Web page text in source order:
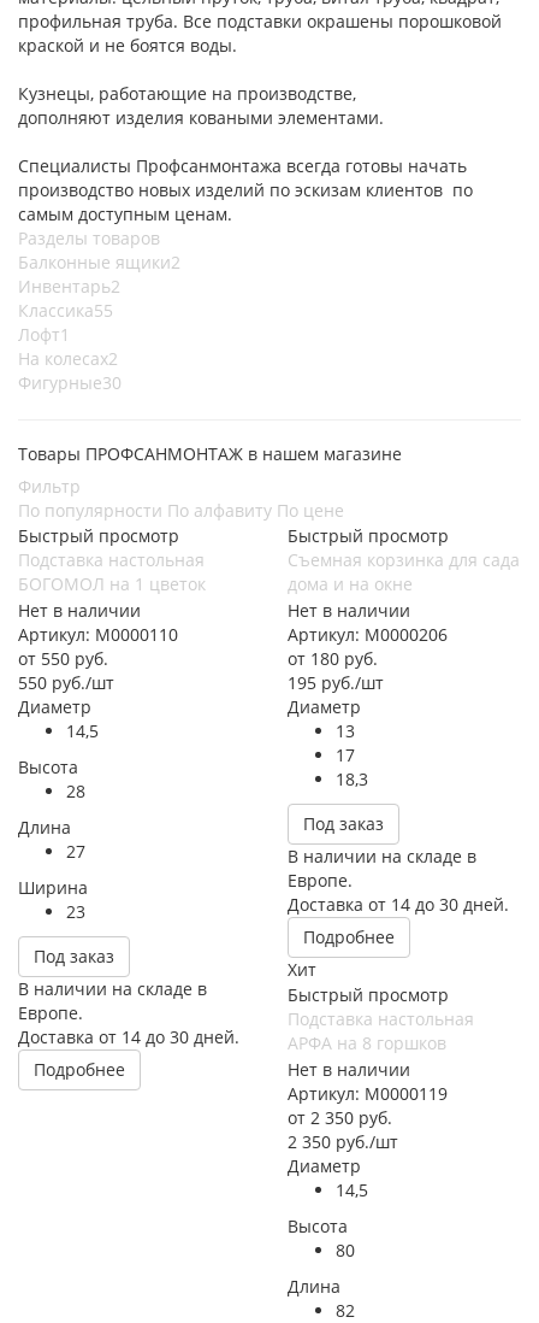
профильная труба. Все подставки окрашены порошковой
краской и не боятся воды.
Кузнецы, работающие на производстве,
дополняют изделия коваными элементами.
Специалисты Профсанмонтажа всегда готовы начать
производство новых изделий по эскизам клиентов по
самым доступным ценам.
Разделы товаров
Балконные ящики2
Инвентарь2
Классика55
Лофт1
На колесах2
Фигурные30
Товары ПРОФСАНМОНТАЖ в нашем магазине
Фильтр
По популярности По алфавиту По цене
Быстрый просмотр
Подставка настольная
БОГОМОЛ на 1 цветок
Нет в наличии
Артикул: М0000110
от 550 руб.
550 руб./шт
Диаметр
14,5
Высота
28
Длина
27
Ширина
23
Под заказ
В наличии на складе в
Европе.
Доставка от 14 до 30 дней.
Подробнее
Быстрый просмотр
Съемная корзинка для сада
дома и на окне
Нет в наличии
Артикул: М0000206
от 180 руб.
195 руб./шт
Диаметр
13
17
18,3
Под заказ
В наличии на складе в
Европе.
Доставка от 14 до 30 дней.
Подробнее
Хит
Быстрый просмотр
Подставка настольная
АРФА на 8 горшков
Нет в наличии
Артикул: М0000119
от 2 350 руб.
2 350 руб./шт
Диаметр
14,5
Высота
80
Длина
82